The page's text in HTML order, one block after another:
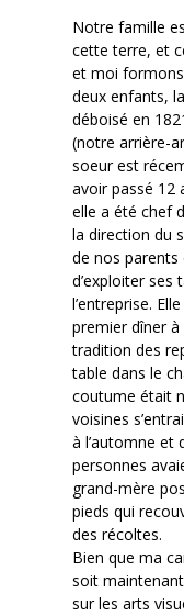
Notre famille
cette terre, et
et moi
deux enfants,
déboisé en
(notre arrière-
soeur est
avoir passé 12
elle a été chef
la direction du
de nos parents
d’exploiter ses
l’entreprise.
premier dîner
tradition des
table dans le
coutume était
voisines
à l’automne et
personnes
grand-mère
pieds qui
des récoltes.
Bien que ma
soit
sur les arts